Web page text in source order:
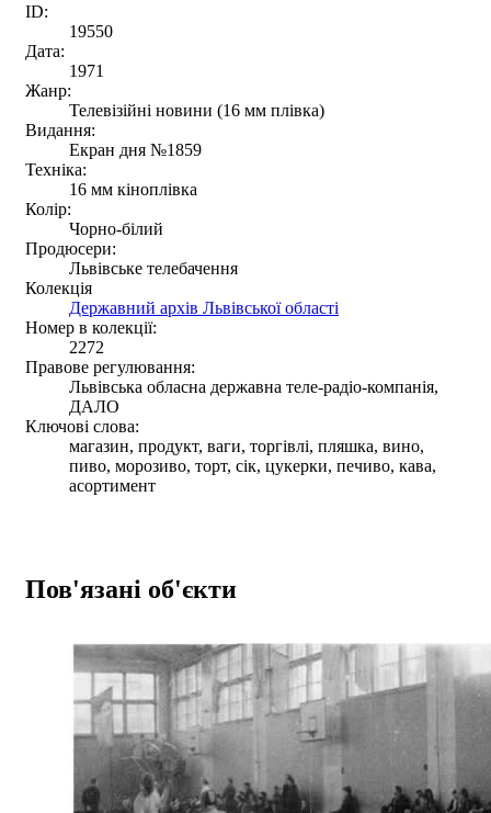
ID:
19550
Дата:
1971
Жанр:
Телевізійні новини (16 мм плівка)
Видання:
Екран дня №1859
Техніка:
16 мм кіноплівка
Колір:
Чорно-білий
Продюсери:
Львівське телебачення
Колекція
Державний архів Львівської області
Номер в колекції:
2272
Правове регулювання:
Львівська обласна державна теле-радіо-компанія,
ДАЛО
Ключові слова:
магазин, продукт, ваги, торгівлі, пляшка, вино,
пиво, морозиво, торт, сік, цукерки, печиво, кава,
асортимент
Пов'язані об'єкти